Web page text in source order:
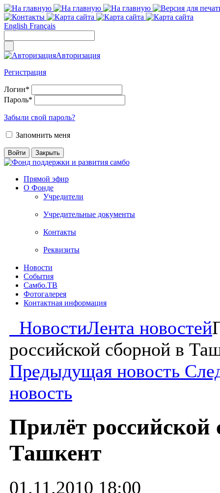
English Français
Авторизация
Регистрация
Логин*
Пароль*
Забыли свой пароль?
Запомнить меня
Прямой эфир
О Фонде
Учредители
Учредительные документы
Контакты
Реквизиты
Новости
События
Самбо.ТВ
Фотогалерея
Контактная информация
НовостиЛента новостей
российской сборной в
Предыдущая новость
новость
Прилёт российской
Ташкент
01.11.2010 18:00